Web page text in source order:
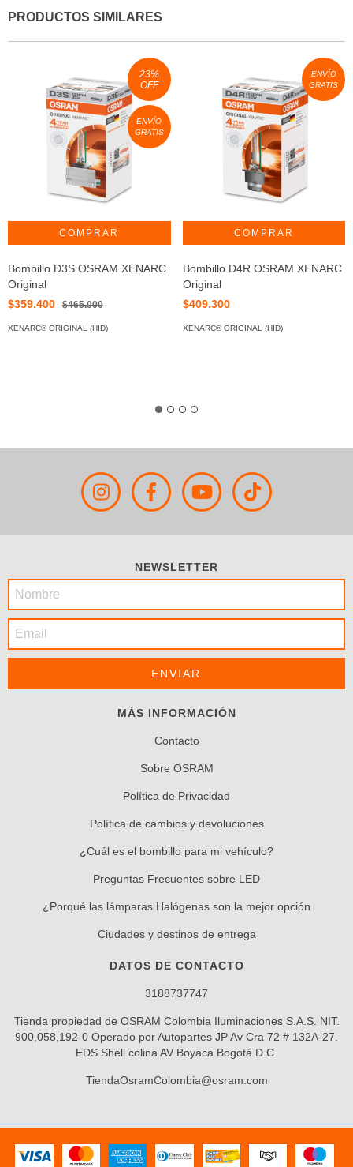
PRODUCTOS SIMILARES
23%
OFF
ENVÍO
GRATIS
Bombillo D3S OSRAM XENARC
Original
$359.400
$465.000
XENARC® ORIGINAL (HID)
ENVÍO
GRATIS
Bombillo D4R OSRAM XENARC
Original
$409.300
XENARC® ORIGINAL (HID)
NEWSLETTER
MÁS INFORMACIÓN
Contacto
Sobre OSRAM
Política de Privacidad
Política de cambios y devoluciones
¿Cuál es el bombillo para mi vehículo?
Preguntas Frecuentes sobre LED
¿Porqué las lámparas Halógenas son la mejor opción
Ciudades y destinos de entrega
DATOS DE CONTACTO
3188737747
Tienda propiedad de OSRAM Colombia Iluminaciones S.A.S. NIT.
900,058,192-0 Operado por Autopartes JP Av Cra 72 # 132A-27.
EDS Shell colina AV Boyaca Bogotá D.C.
TiendaOsramColombia@osram.com